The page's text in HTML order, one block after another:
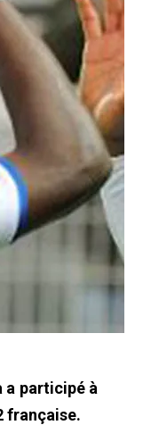
a participé à
française.